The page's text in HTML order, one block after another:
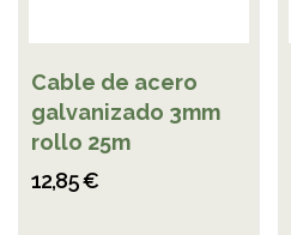
Cable de acero
galvanizado 3mm
rollo 25m
12,85 €